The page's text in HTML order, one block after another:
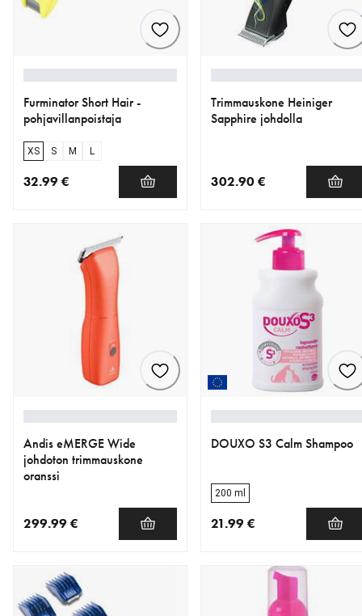
Furminator Short Hair -
pohjavillanpoistaja
XS S M L
32.99 €
Trimmauskone Heiniger
Sapphire johdolla
302.90 €
Andis eMERGE Wide
johdoton trimmauskone
oranssi
299.99 €
DOUXO S3 Calm Shampoo
200 ml
21.99 €